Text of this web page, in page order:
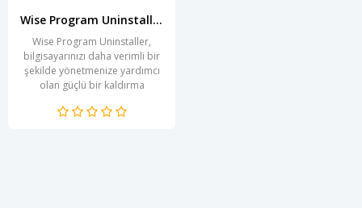
Wise Program Uninstaller
Wise Program Uninstaller,
bilgisayarınızı daha verimli bir
şekilde yönetmenize yardımcı
olan güçlü bir kaldırma
yazılımlardan...